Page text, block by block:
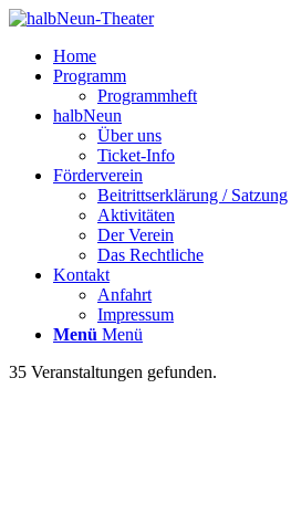
Home
Programm
Programmheft
halbNeun
Über uns
Ticket-Info
Förderverein
Beitrittserklärung / Satzung
Aktivitäten
Der Verein
Das Rechtliche
Kontakt
Anfahrt
Impressum
Menü Menü
35 Veranstaltungen gefunden.